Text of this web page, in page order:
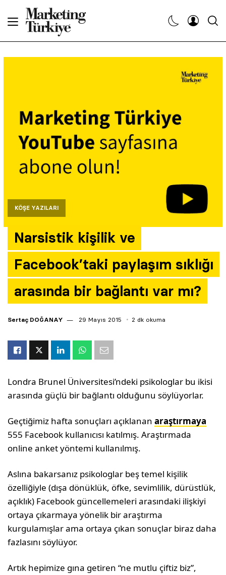
KÖŞE YAZILARI
Narsistik kişilik ve
Facebook’taki paylaşım sıklığı
arasında bir bağlantı var mı?
Sertaç DOĞANAY 29 Mayıs 2015 2 dk okuma
Londra Brunel Üniversitesi’ndeki psikologlar bu ikisi
arasında güçlü bir bağlantı olduğunu söylüyorlar.
Geçtiğimiz hafta sonuçları açıklananaraştırmaya
555 Facebook kullanıcısı katılmış. Araştırmada
online anket yöntemi kullanılmış.
Aslına bakarsanız psikologlar beş temel kişilik
özelliğiyle (dışa dönüklük, öfke, sevimlilik, dürüstlük,
açıklık) Facebook güncellemeleri arasındaki ilişkiyi
ortaya çıkarmaya yönelik bir araştırma
kurgulamışlar ama ortaya çıkan sonuçlar biraz daha
fazlasını söylüyor.
Artık hepimize gına getiren “ne mutlu çiftiz biz”,
Dergiler
Etkinlikler
Kariyer
Yazarlar
Araştırma